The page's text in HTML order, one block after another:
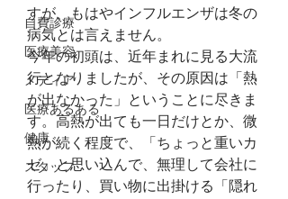
自費診療
医療美容
メディア
医療あるある
健康
スタッフ
すが、もはやインフルエンザは冬の
病気とは言えません。
今年の初頭は、近年まれに見る大流
行となりましたが、その原因は「熱
が出なかった」ということに尽きま
す。高熱が出ても一日だけとか、微
熱が続く程度で、「ちょっと重いカ
ゼ」と思い込んで、無理して会社に
行ったり、買い物に出掛ける「隠れ